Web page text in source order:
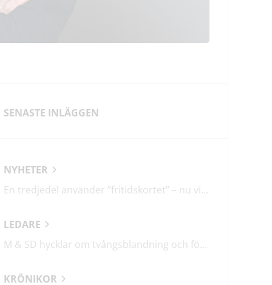
SENASTE INLÄGGEN
NYHETER
En tredjedel använder ”fritidskortet” – nu vill regeringen utveckla det
LEDARE
M & SD hycklar om tvångsblandning och förvärrar segregationen
KRÖNIKOR